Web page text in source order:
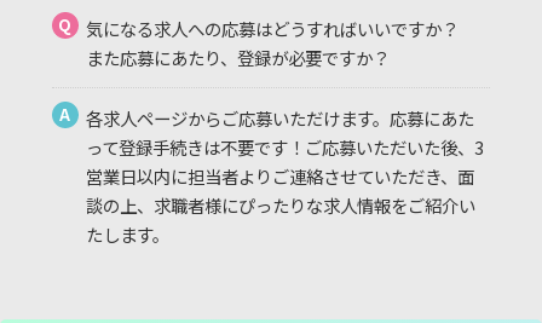
Q
気になる求人への応募はどうすればいいですか？
また応募にあたり、登録が必要ですか？
A
各求人ページからご応募いただけます。応募にあた
って登録手続きは不要です！ご応募いただいた後、3
営業日以内に担当者よりご連絡させていただき、面
談の上、求職者様にぴったりな求人情報をご紹介い
たします。